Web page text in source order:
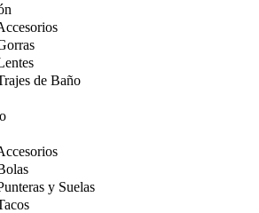
de Baño
y Suelas